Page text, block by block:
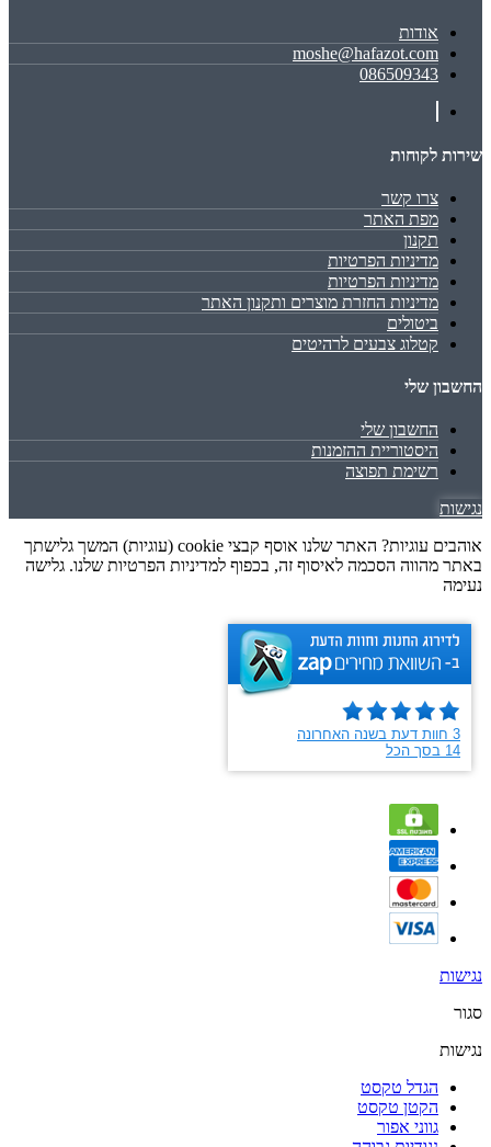
אודות
moshe@hafazot.com
086509343
שירות לקוחות
צרו קשר
מפת האתר
תקנון
מדיניות הפרטיות
מדיניות הפרטיות
מדיניות החזרת מוצרים ותקנון האתר
ביטולים
קטלוג צבעים לרהיטים
החשבון שלי
החשבון שלי
היסטוריית ההזמנות
רשימת תפוצה
נגישות
אוהבים עוגיות? האתר שלנו אוסף קבצי cookie (עוגיות) המשך גלישתך
באתר מהווה הסכמה לאיסוף זה, בכפוף למדיניות הפרטיות שלנו. גלישה
נעימה
נגישות
סגור
נגישות
הגדל טקסט
הקטן טקסט
גווני אפור